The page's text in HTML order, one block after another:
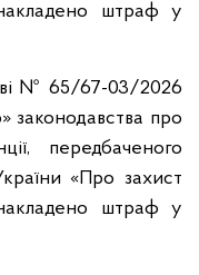
штраф у
№ 65/67-03/2026
про
передбаченого
«Про захист
штраф у